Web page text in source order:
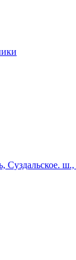
Суздальское. ш.,